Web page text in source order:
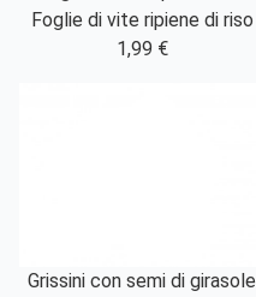
Foglie di vite ripiene di riso
1,99 €
Grissini con semi di girasole